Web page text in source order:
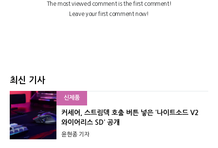
최신 기사
신제품
커세어, 스트림덱 호출 버튼 넣은 ‘나이트소드 V2
와이어리스 SD’ 공개
윤현종 기자